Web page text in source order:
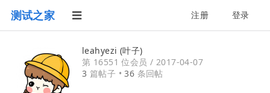
测试之家 注册 登录
leahyezi (叶子)
第 16551 位会员 / 2017-04-07
3 篇帖子 •36 条回帖